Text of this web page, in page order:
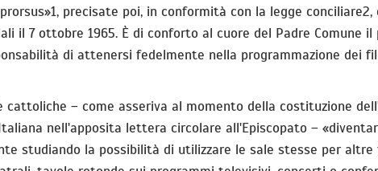
precisate poi, in conformità con la legge
il 7 ottobre 1965. È di conforto al cuore del Padre Comune
di attenersi fedelmente nella programmazione dei
– come asseriva al momento della costituzione
nell'apposita lettera circolare all'Episcopato –
studiando la possibilità di utilizzare le sale stesse per